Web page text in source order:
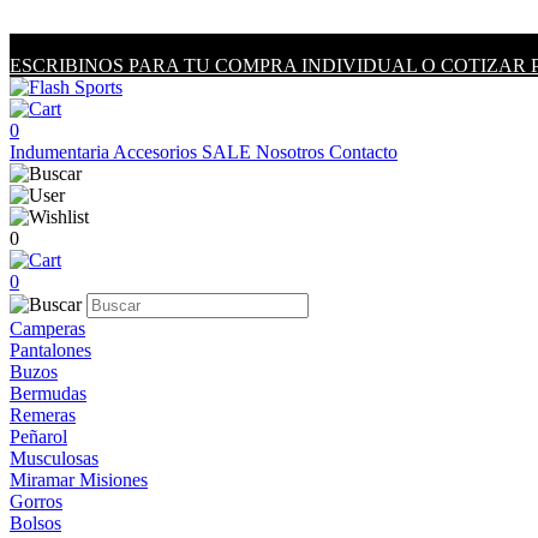
ESCRIBINOS PARA TU COMPRA INDIVIDUAL O COTIZAR
0
Indumentaria Accesorios SALE Nosotros Contacto
0
0
Camperas
Pantalones
Buzos
Bermudas
Remeras
Peñarol
Musculosas
Miramar Misiones
Gorros
Bolsos